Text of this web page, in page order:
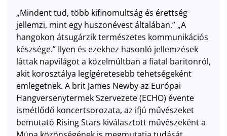
„Mindent tud, több kifinomultság és érettség
jellemzi, mint egy huszonévest általában.” „A
hangokon átsugárzik természetes kommunikációs
készsége.” Ilyen és ezekhez hasonló jellemzések
láttak napvilágot a közelmúltban a fiatal baritonról,
akit korosztálya legígéretesebb tehetségeként
emlegetnek. A brit James Newby az Európai
Hangversenytermek Szervezete (ECHO) évente
ismétlődő koncertsorozata, az ifjú művészeket
bemutató Rising Stars kiválasztott művészeként a